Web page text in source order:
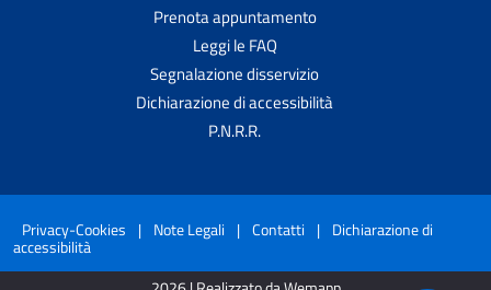
Prenota appuntamento
Leggi le FAQ
Segnalazione disservizio
Dichiarazione di accessibilità
P.N.R.R.
Privacy-Cookies | Note Legali | Contatti | Dichiarazione di
accessibilità